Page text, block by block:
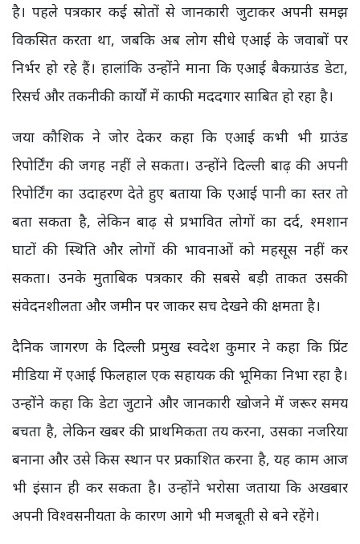
है। पहले पत्रकार कई स्रोतों से जानकारी जुटाकर अपनी समझ
विकसित करता था, जबकि अब लोग सीधे एआई के जवाबों पर
निर्भर हो रहे हैं। हालांकि उन्होंने माना कि एआई बैकग्राउंड डेटा,
रिसर्च और तकनीकी कार्यों में काफी मददगार साबित हो रहा है।
जया कौशिक ने जोर देकर कहा कि एआई कभी भी ग्राउंड
रिपोर्टिंग की जगह नहीं ले सकता। उन्होंने दिल्ली बाढ़ की अपनी
रिपोर्टिंग का उदाहरण देते हुए बताया कि एआई पानी का स्तर तो
बता सकता है, लेकिन बाढ़ से प्रभावित लोगों का दर्द, श्मशान
घाटों की स्थिति और लोगों की भावनाओं को महसूस नहीं कर
सकता। उनके मुताबिक पत्रकार की सबसे बड़ी ताकत उसकी
संवेदनशीलता और जमीन पर जाकर सच देखने की क्षमता है।
दैनिक जागरण के दिल्ली प्रमुख स्वदेश कुमार ने कहा कि प्रिंट
मीडिया में एआई फिलहाल एक सहायक की भूमिका निभा रहा है।
उन्होंने कहा कि डेटा जुटाने और जानकारी खोजने में जरूर समय
बचता है, लेकिन खबर की प्राथमिकता तय करना, उसका नजरिया
बनाना और उसे किस स्थान पर प्रकाशित करना है, यह काम आज
भी इंसान ही कर सकता है। उन्होंने भरोसा जताया कि अखबार
अपनी विश्वसनीयता के कारण आगे भी मजबूती से बने रहेंगे।